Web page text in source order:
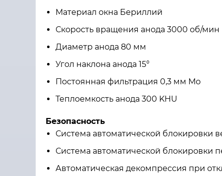
Материал окна Бериллий
Скорость вращения анода 3000 об/мин
Диаметр анода 80 мм
Угол наклона анода 15°
Постоянная фильтрация 0,3 мм Mo
Теплоемкость анода 300 KHU
Безопасность
Система автоматической блокировки
Система автоматической блокировки
Автоматическая декомпрессия при